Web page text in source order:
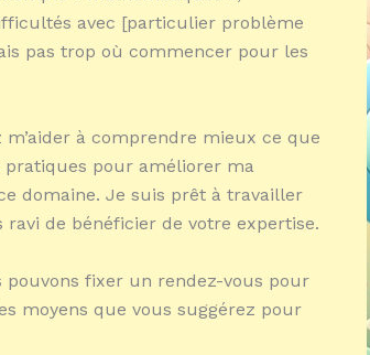
avec [particulier problème
pas trop où commencer pour les
à comprendre mieux ce que
pratiques pour améliorer ma
domaine. Je suis prêt à travailler
de bénéficier de votre expertise.
pouvons fixer un rendez-vous pour
moyens que vous suggérez pour